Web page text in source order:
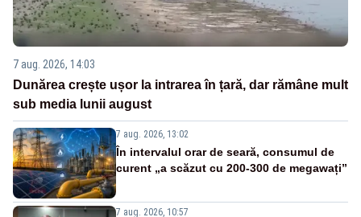
7 aug. 2026, 14:03
Dunărea crește ușor la intrarea în țară, dar rămâne mult
sub media lunii august
7 aug. 2026, 13:02
În intervalul orar de seară, consumul de
curent „a scăzut cu 200-300 de megawați”
7 aug. 2026, 10:57